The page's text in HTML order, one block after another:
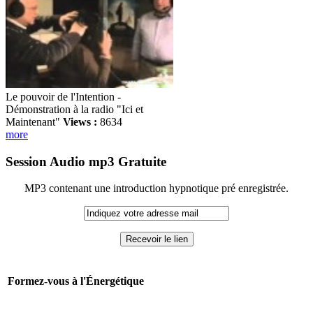
Le pouvoir de l'Intention -
Démonstration à la radio "Ici et
Maintenant" Views : 8634
more
Session Audio mp3 Gratuite
MP3 contenant une introduction hypnotique pré enregistrée.
Formez-vous à l'Énergétique